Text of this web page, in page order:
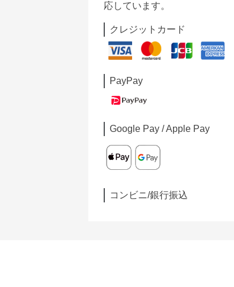
応しています。
クレジットカード
PayPay
Google Pay / Apple Pay
コンビニ/銀行振込